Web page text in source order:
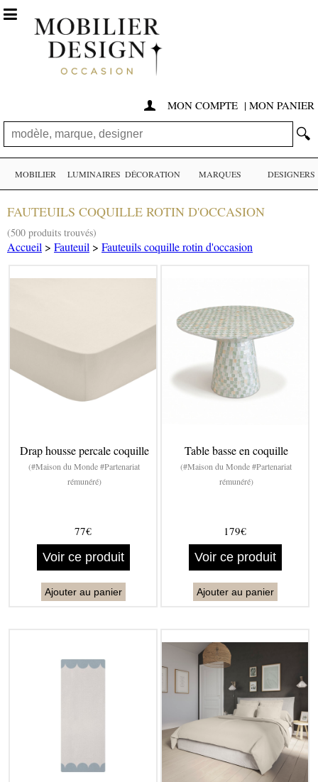
 MON COMPTE | MON PANIER
🔍

MOBILIER LUMINAIRES DÉCORATION MARQUES DESIGNERS
FAUTEUILS COQUILLE ROTIN D'OCCASION
(500 produits trouvés)
Accueil > Fauteuil > Fauteuils coquille rotin d'occasion
Drap housse percale coquille
(#Maison du Monde #Partenariat
rémunéré)
77€
Voir ce produit
Ajouter au panier
Table basse en coquille
(#Maison du Monde #Partenariat
rémunéré)
179€
Voir ce produit
Ajouter au panier